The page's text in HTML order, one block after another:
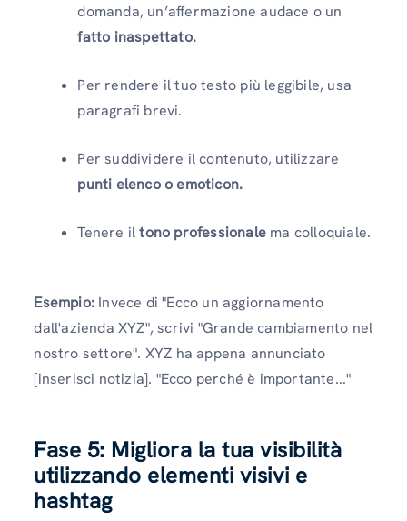
domanda, un’affermazione audace o un
fatto inaspettato.
Per rendere il tuo testo più leggibile, usa
paragrafi brevi.
Per suddividere il contenuto, utilizzare
punti elenco o emoticon.
Tenere iltono professionale ma colloquiale.
Esempio: Invece di "Ecco un aggiornamento
dall'azienda XYZ", scrivi "Grande cambiamento nel
nostro settore". XYZ ha appena annunciato
[inserisci notizia]. "Ecco perché è importante..."
Fase 5: Migliora la tua visibilità
utilizzando elementi visivi e
hashtag